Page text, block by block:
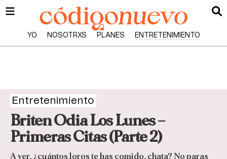
YO NOSOTRXS PLANES ENTRETENIMIENTO
Entretenimiento
Briten Odia Los Lunes –
Primeras Citas (Parte 2)
A ver, ¿cuántos loros te has comido, chata? No paras